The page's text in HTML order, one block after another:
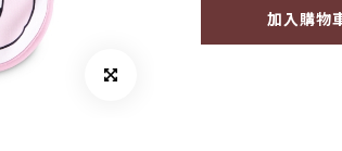
加入購物